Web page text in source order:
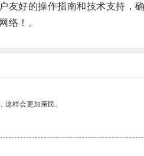
好的操作指南和技术支持，确
络！。
样会更加亲民。